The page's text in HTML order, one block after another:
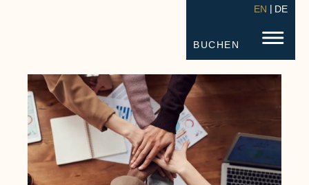
STRANDHOTEL FISCHLAND
BUCHEN
EN DE